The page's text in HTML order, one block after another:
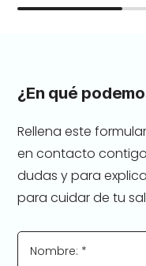
¿En qué
Rellena este
en contacto
dudas y para
para cuidar de tu
Nombre: *